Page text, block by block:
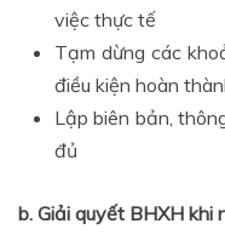
việc thực tế
Tạm dừng các
điều kiện hoàn
Lập biên bản,
đủ
b. Giải quyết BHXH khi